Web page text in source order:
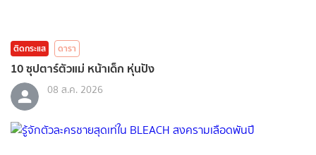
ติดกระแส ดารา
10 ซุปตาร์ตัวแม่ หน้าเด็ก หุ่นปัง
08 ส.ค. 2026